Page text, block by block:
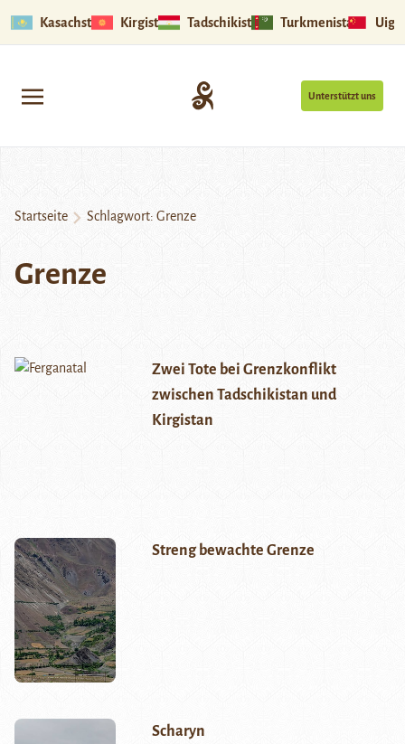
Kasachstan Kirgistan Tadschikistan Turkmenistan
Unterstützt uns
Startseite Schlagwort: Grenze
Grenze
Zwei Tote bei Grenzkonflikt
zwischen Tadschikistan und
Kirgistan
Streng bewachte Grenze
Scharyn